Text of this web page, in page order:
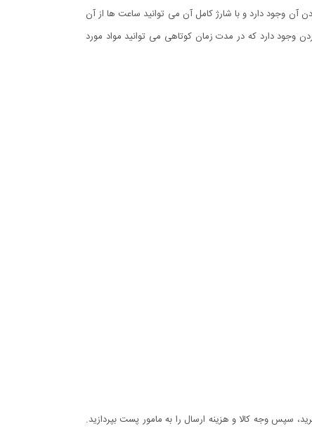
آن وجود دارد و با شارژ کامل آن می توانید ساعت ها از آن
لبه تیز از جنس فلز مقاوم و ضد زنگ برای خرد کردن وجود دارد که در مدت زمان کوتاهی می توانید مواد مورد
سپس وجه کالا و هزینه ارسال را به مامور پست بپردازید.